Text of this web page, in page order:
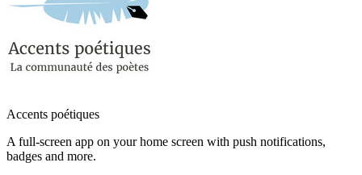
Accents poétiques
A full-screen app on your home screen with push notifications,
badges and more.